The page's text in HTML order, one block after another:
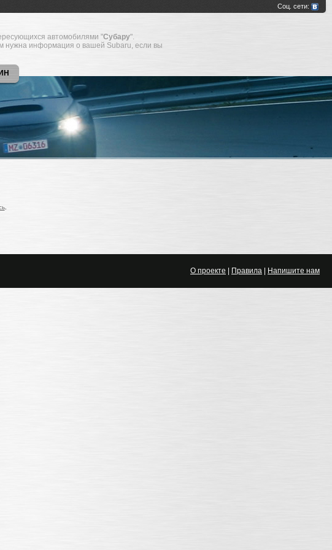
автомобилями "Субару".
нужна информация о вашей Subaru, если вы
.
О проекте Правила Напишите нам